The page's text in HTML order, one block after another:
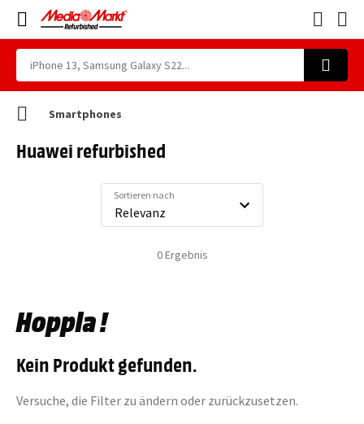
Smartphones
Huawei refurbished
0Ergebnis
Sortieren nach
Hoppla !
Kein Produkt gefunden.
Versuche, die Filter zu ändern oder zurückzusetzen.